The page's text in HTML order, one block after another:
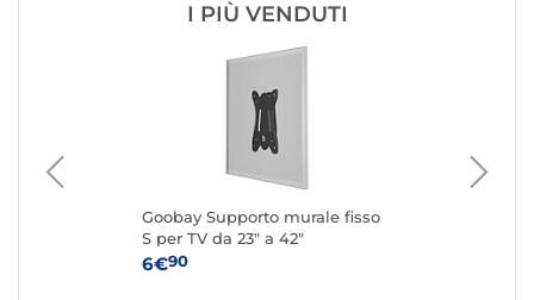
I PIÙ VENDUTI
Goobay Supporto murale fisso
S per TV da 23" a 42"
6€90